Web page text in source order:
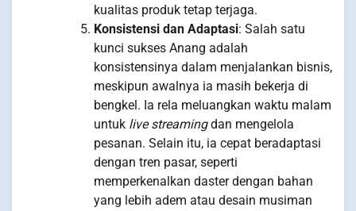
kualitas produk tetap terjaga.
Konsistensi dan Adaptasi: Salah satu
kunci sukses Anang adalah
konsistensinya dalam menjalankan bisnis,
meskipun awalnya ia masih bekerja di
bengkel. Ia rela meluangkan waktu malam
untuk live streamingdan mengelola
pesanan. Selain itu, ia cepat beradaptasi
dengan tren pasar, seperti
memperkenalkan daster dengan bahan
yang lebih adem atau desain musiman